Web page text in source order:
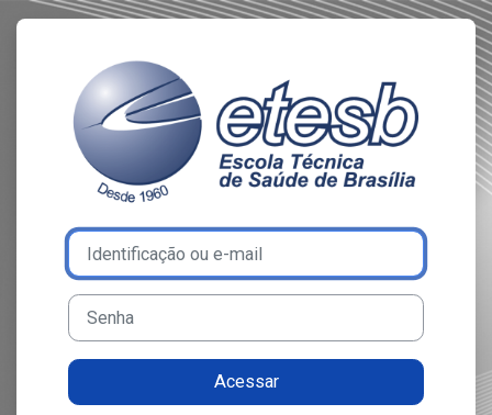
Ir para o conteúdo principal
Acesso a
Avançar para criar nova conta
Identificação ou e-mail
Senha
Acessar